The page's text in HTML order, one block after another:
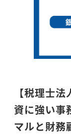
【税理士
資に強い事
マルと財務